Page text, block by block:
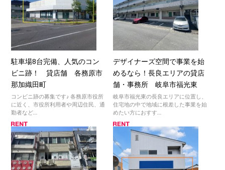
駐車場8台完備、人気のコン
ビニ跡！ 貸店舗 各務原市
那加織田町
コンビニ跡の募集です♪ 各務原市役所
に近く、市役所利用者や周辺住民、通
勤者など…
デザイナーズ空間で事業を始
めるなら！長良エリアの貸店
舗・事務所 岐阜市福光東
岐阜市福光東の長良エリアに位置し、
住宅地の中で地域に根差した事業を始
めたい方におすす…